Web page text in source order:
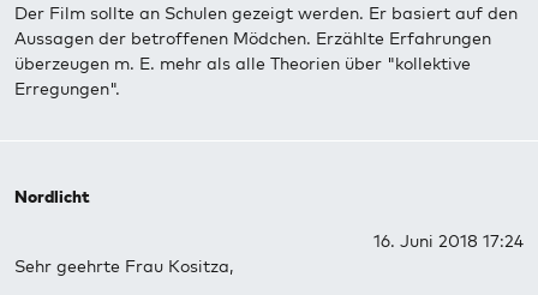
Der Film sollte an Schulen gezeigt werden. Er basiert auf den
Aussagen der betroffenen Mödchen. Erzählte Erfahrungen
überzeugen m. E. mehr als alle Theorien über "kollektive
Erregungen".
Nordlicht
16. Juni 2018 17:24
Sehr geehrte Frau Kositza,